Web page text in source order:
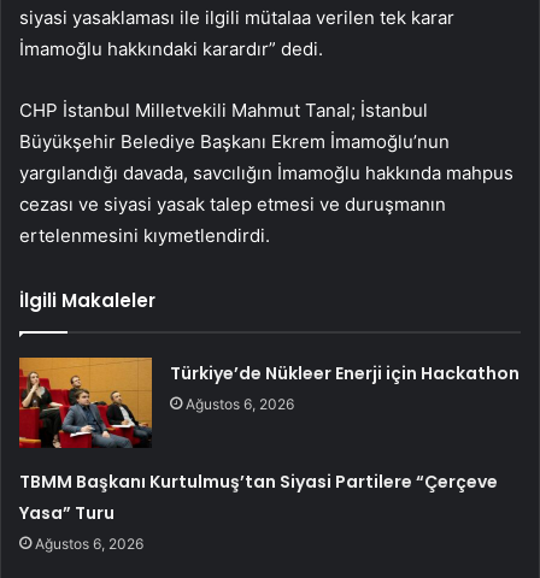
siyasi yasaklaması ile ilgili mütalaa verilen tek karar
İmamoğlu hakkındaki karardır” dedi.
CHP İstanbul Milletvekili Mahmut Tanal; İstanbul
Büyükşehir Belediye Başkanı Ekrem İmamoğlu’nun
yargılandığı davada, savcılığın İmamoğlu hakkında mahpus
cezası ve siyasi yasak talep etmesi ve duruşmanın
ertelenmesini kıymetlendirdi.
İlgili Makaleler
Türkiye’de Nükleer Enerji için Hackathon
Ağustos 6, 2026
TBMM Başkanı Kurtulmuş’tan Siyasi Partilere “Çerçeve
Yasa” Turu
Ağustos 6, 2026